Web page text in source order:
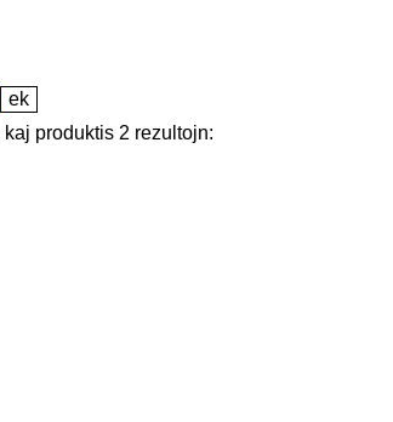
kaj produktis 2 rezultojn: